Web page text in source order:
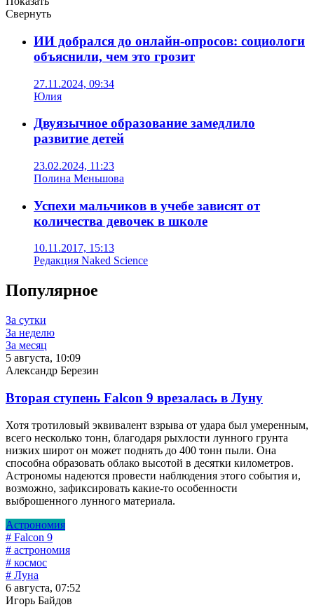
Свернуть
ИИ добрался до онлайн-опросов: социологи
объяснили, чем это грозит
27.11.2024, 09:34
Юлия
Двуязычное образование замедлило
развитие детей
23.02.2024, 11:23
Полина Меньшова
Успехи мальчиков в учебе зависят от
количества девочек в школе
10.11.2017, 15:13
Редакция Naked Science
Популярное
За сутки
За неделю
За месяц
5 августа, 10:09
Александр Березин
Вторая ступень Falcon 9 врезалась в Луну
Хотя тротиловый эквивалент взрыва от удара был умеренным,
всего несколько тонн, благодаря рыхлости лунного грунта
низких широт он может поднять до 400 тонн пыли. Она
способна образовать облако высотой в десятки километров.
Астрономы надеются провести наблюдения этого события и,
возможно, зафиксировать какие-то особенности
выброшенного лунного материала.
Астрономия
# Falcon 9
# астрономия
# космос
# Луна
6 августа, 07:52
Игорь Байдов